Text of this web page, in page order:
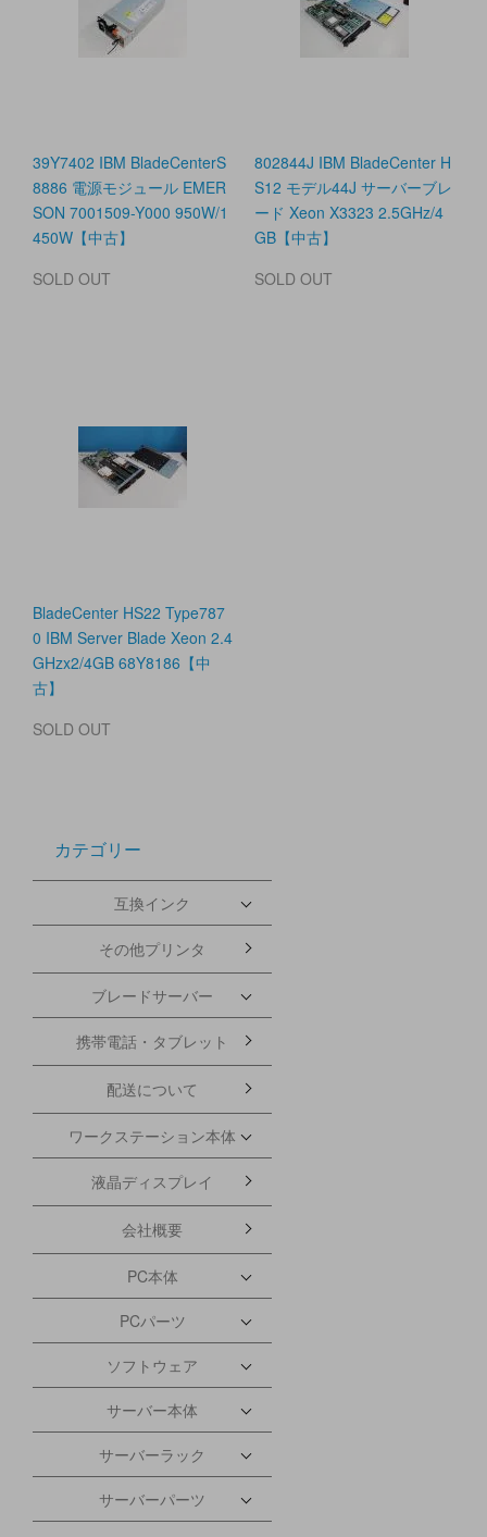
39Y7402 IBM BladeCenterS
8886 電源モジュール EMER
SON 7001509-Y000 950W/1
450W【中古】
SOLD OUT
802844J IBM BladeCenter H
S12 モデル44J サーバーブレ
ード Xeon X3323 2.5GHz/4
GB【中古】
SOLD OUT
BladeCenter HS22 Type787
0 IBM Server Blade Xeon 2.4
GHzx2/4GB 68Y8186【中
古】
SOLD OUT
カテゴリー
互換インク
その他プリンタ
ブレードサーバー
携帯電話・タブレット
配送について
ワークステーション本体
液晶ディスプレイ
会社概要
PC本体
PCパーツ
ソフトウェア
サーバー本体
サーバーラック
サーバーパーツ